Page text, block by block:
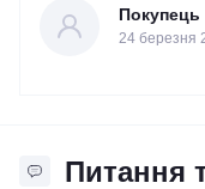
Покупець
24 березня
Питання